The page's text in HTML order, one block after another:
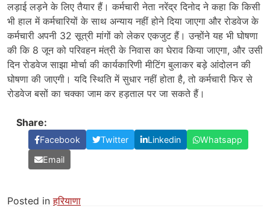
लड़ाई लड़ने के लिए तैयार हैं। कर्मचारी नेता नरेंद्र दिनोद ने कहा कि किसी
भी हाल में कर्मचारियों के साथ अन्याय नहीं होने दिया जाएगा और रोडवेज के
कर्मचारी अपनी 32 सूत्री मांगों को लेकर एकजुट हैं। उन्होंने यह भी घोषणा
की कि 8 जून को परिवहन मंत्री के निवास का घेराव किया जाएगा, और उसी
दिन रोडवेज साझा मोर्चा की कार्यकारिणी मीटिंग बुलाकर बड़े आंदोलन की
घोषणा की जाएगी। यदि स्थिति में सुधार नहीं होता है, तो कर्मचारी फिर से
रोडवेज बसों का चक्का जाम कर हड़ताल पर जा सकते हैं।
Share:
Facebook Twitter Linkedin
Whatsapp
Email
Posted inहरियाणा